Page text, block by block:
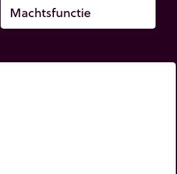
Machtsfunctie